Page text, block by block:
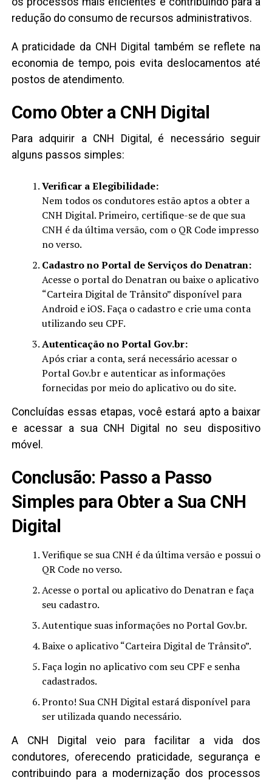
redução do consumo de recursos administrativos.
A praticidade da CNH Digital também se reflete na
economia de tempo, pois evita deslocamentos até
postos de atendimento.
Como Obter a CNH Digital
Para adquirir a CNH Digital, é necessário seguir
alguns passos simples:
Verificar a Elegibilidade:
Nem todos os condutores estão aptos a obter a
CNH Digital. Primeiro, certifique-se de que sua
CNH é da última versão, com o QR Code impresso
no verso.
Cadastro no Portal de Serviços do Denatran:
Acesse o portal do Denatran ou baixe o aplicativo
“Carteira Digital de Trânsito” disponível para
Android e iOS. Faça o cadastro e crie uma conta
utilizando seu CPF.
Autenticação no Portal Gov.br:
Após criar a conta, será necessário acessar o
Portal Gov.br e autenticar as informações
fornecidas por meio do aplicativo ou do site.
Concluídas essas etapas, você estará apto a baixar
e acessar a sua CNH Digital no seu dispositivo
móvel.
Conclusão: Passo a Passo
Simples para Obter a Sua CNH
Digital
Verifique se sua CNH é da última versão e possui o
QR Code no verso.
Acesse o portal ou aplicativo do Denatran e faça
seu cadastro.
Autentique suas informações no Portal Gov.br.
Baixe o aplicativo “Carteira Digital de Trânsito”.
Faça login no aplicativo com seu CPF e senha
cadastrados.
Pronto! Sua CNH Digital estará disponível para
ser utilizada quando necessário.
A CNH Digital veio para facilitar a vida dos
condutores, oferecendo praticidade, segurança e
contribuindo para a modernização dos processos